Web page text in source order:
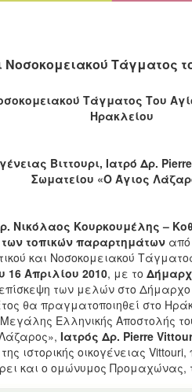
Νοσοκομειακού Τάγματος
Τάγματος Του
Ηρακλείου
Βιττουρι, Ιατρό Δρ. Pierre
Σωματείου «Ο Άγιος
Νικόλαος Κουρκουμέλης –
τοπικών παραρτημάτων
και Νοσοκομειακού
16 Απριλίου 2010, με το
των μελών στο Δήμαρχο
θα πραγματοποιηθεί στο
Μεγάλης Ελληνικής Αποστολής
Ιατρός Δρ. Pierre
ιστορικής οικογένειας
και ο ομώνυμος Προμαχώνας,